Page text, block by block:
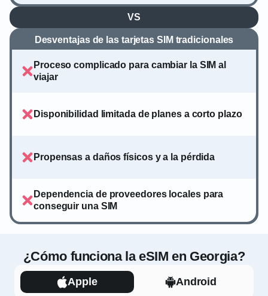
VS
Desventajas de las tarjetas SIM tradicionales
Proceso complicado para cambiar la SIM al
viajar
Disponibilidad limitada de planes a corto plazo
Propensas a daños físicos y a la pérdida
Dependencia de proveedores locales para
conseguir una SIM
¿Cómo funciona la eSIM en Georgia?
Apple Android